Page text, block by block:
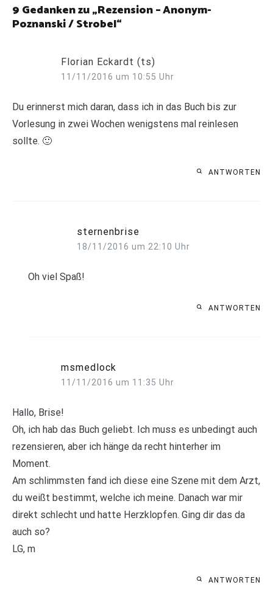
9 Gedanken zu „Rezension – Anonym-
Poznanski / Strobel“
Florian Eckardt (ts)
11/11/2016 um 10:55 Uhr
Du erinnerst mich daran, dass ich in das Buch bis zur
Vorlesung in zwei Wochen wenigstens mal reinlesen
sollte. 🙂
ANTWORTEN
sternenbrise
18/11/2016 um 22:10 Uhr
Oh viel Spaß!
ANTWORTEN
msmedlock
11/11/2016 um 11:35 Uhr
Hallo, Brise!
Oh, ich hab das Buch geliebt. Ich muss es unbedingt auch
rezensieren, aber ich hänge da recht hinterher im
Moment.
Am schlimmsten fand ich diese eine Szene mit dem Arzt,
du weißt bestimmt, welche ich meine. Danach war mir
direkt schlecht und hatte Herzklopfen. Ging dir das da
auch so?
LG, m
ANTWORTEN